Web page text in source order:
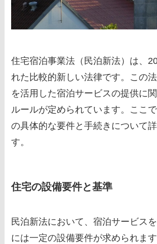
住宅宿泊事業法（民泊新法）は、
れた比較的新しい法律です。この
を活用した宿泊サービスの提供に
ルールが定められています。ここ
の具体的な要件と手続きについて
す。
住宅の設備要件と基準
民泊新法において、宿泊サービス
には一定の設備要件が求められま